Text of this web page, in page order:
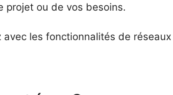
projet ou de vos besoins.
les fonctionnalités de